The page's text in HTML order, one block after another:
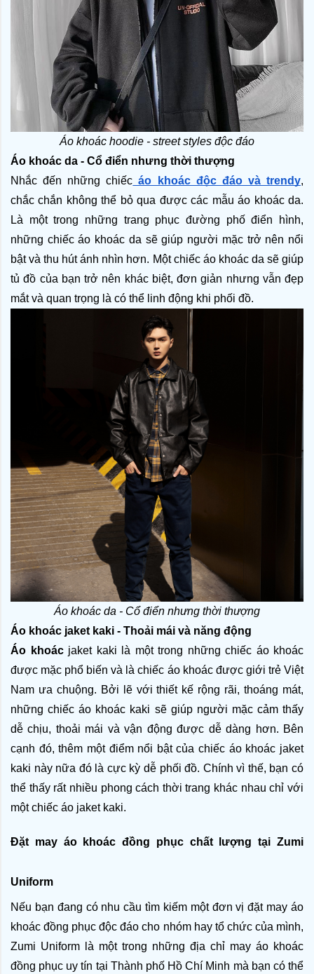
Áo khoác hoodie - street styles độc đáo
Áo khoác da - Cổ điển nhưng thời thượng
Nhắc đến những chiếc áo khoác độc đáo và trendy,
chắc chắn không thể bỏ qua được các mẫu áo khoác da.
Là một trong những trang phục đường phố điển hình,
những chiếc áo khoác da sẽ giúp người mặc trở nên nổi
bật và thu hút ánh nhìn hơn. Một chiếc áo khoác da sẽ giúp
tủ đồ của bạn trở nên khác biệt, đơn giản nhưng vẫn đẹp
mắt và quan trọng là có thể linh động khi phối đồ.
Áo khoác da - Cổ điển nhưng thời thượng
Áo khoác jaket kaki - Thoải mái và năng động
Áo khoác jaket kaki là một trong những chiếc áo khoác
được mặc phổ biến và là chiếc áo khoác được giới trẻ Việt
Nam ưa chuộng. Bởi lẽ với thiết kế rộng rãi, thoáng mát,
những chiếc áo khoác kaki sẽ giúp người mặc cảm thấy
dễ chịu, thoải mái và vận động được dễ dàng hơn. Bên
cạnh đó, thêm một điểm nổi bật của chiếc áo khoác jaket
kaki này nữa đó là cực kỳ dễ phối đồ. Chính vì thế, bạn có
thể thấy rất nhiều phong cách thời trang khác nhau chỉ với
một chiếc áo jaket kaki.
Đặt may áo khoác đồng phục chất lượng tại Zumi
Uniform
Nếu bạn đang có nhu cầu tìm kiếm một đơn vị đặt may áo
khoác đồng phục độc đáo cho nhóm hay tổ chức của mình,
Zumi Uniform là một trong những địa chỉ may áo khoác
đồng phục uy tín tại Thành phố Hồ Chí Minh mà bạn có thể